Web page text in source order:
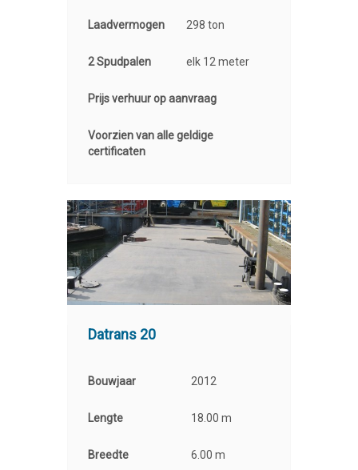
Laadvermogen 298 ton
2 Spudpalen elk 12 meter
Prijs verhuur op aanvraag
Voorzien van alle geldige
certificaten
Datrans 20
Bouwjaar 2012
Lengte 18.00 m
Breedte 6.00 m